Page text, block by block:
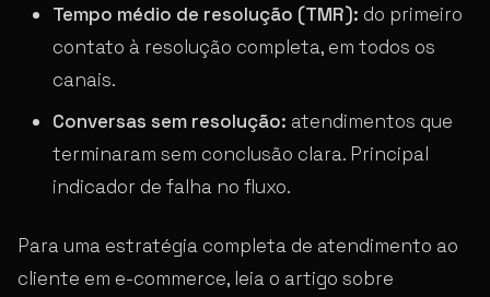
Tempo médio de resolução (TMR): do primeiro
contato à resolução completa, em todos os
canais.
Conversas sem resolução: atendimentos que
terminaram sem conclusão clara. Principal
indicador de falha no fluxo.
Para uma estratégia completa de atendimento ao
cliente em e-commerce, leia o artigo sobre